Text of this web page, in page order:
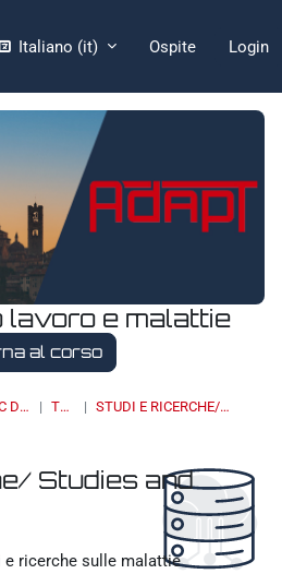
Italiano ‎(it)‎ Ospite Login
e malattie
al corso
CHRONIC DISEASES & WORK TOPIC 12 STUDI E RICERCHE/ STUDIES AND RESEARCH
Studies and
e ricerche sulle malattie